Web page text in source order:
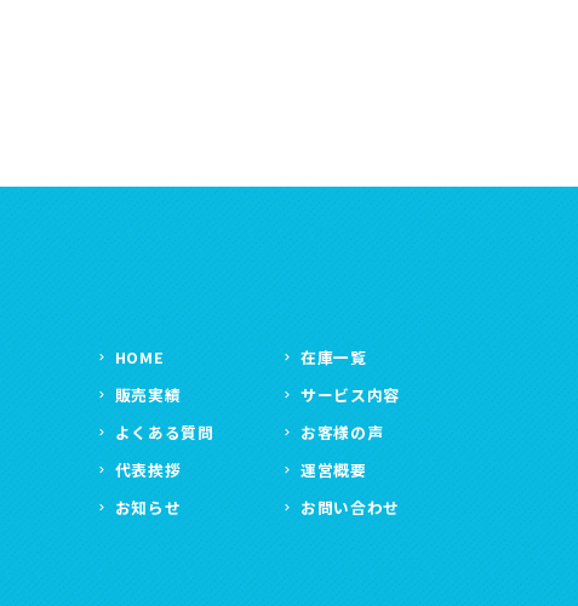
HOME
在庫一覧
販売実績
サービス内容
よくある質問
お客様の声
代表挨拶
運営概要
お知らせ
お問い合わせ